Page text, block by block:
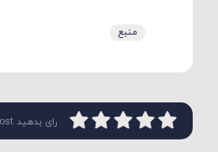
منبع
رای بدهید post